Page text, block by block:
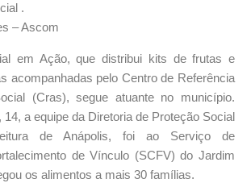
.
– Ascom
em Ação, que distribui kits de frutas e
acompanhadas pelo Centro de Referência
(Cras), segue atuante no município.
14, a equipe da Diretoria de Proteção Social
de Anápolis, foi ao Serviço de
de Vínculo (SCFV) do Jardim
os alimentos a mais 30 famílias.